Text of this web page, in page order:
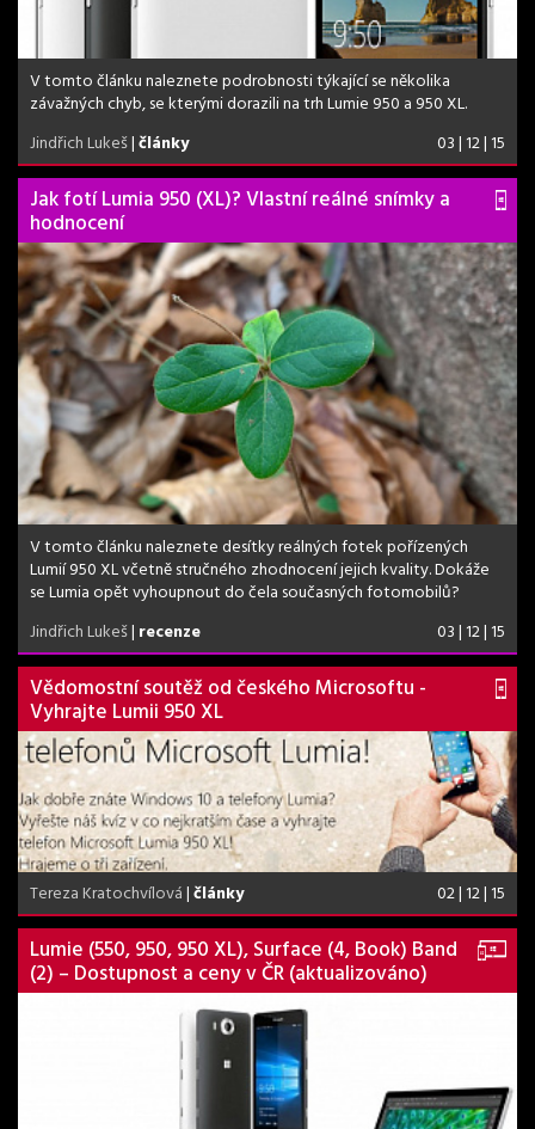
V tomto článku naleznete podrobnosti týkající se několika
závažných chyb, se kterými dorazili na trh Lumie 950 a 950 XL.
Jindřich Lukeš|články 03 | 12 | 15
Jak fotí Lumia 950 (XL)? Vlastní reálné snímky a
hodnocení
V tomto článku naleznete desítky reálných fotek pořízených
Lumií 950 XL včetně stručného zhodnocení jejich kvality. Dokáže
se Lumia opět vyhoupnout do čela současných fotomobilů?
Jindřich Lukeš| recenze 03 | 12 | 15
Vědomostní soutěž od českého Microsoftu -
Vyhrajte Lumii 950 XL
Tereza Kratochvílová|články 02 | 12 | 15
Lumie (550, 950, 950 XL), Surface (4, Book) Band
(2) – Dostupnost a ceny v ČR (aktualizováno)